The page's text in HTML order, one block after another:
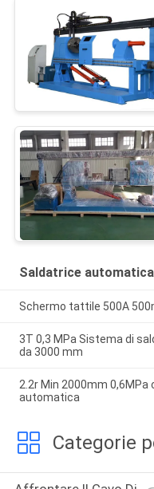
Saldatrice automatica
Schermo tattile 500A
3T 0,3 MPa Sistema di
da 3000 mm
2.2r Min 2000mm
automatica
Categorie